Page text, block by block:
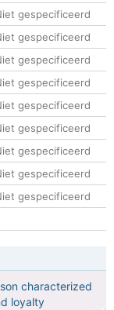
gespecificeerd
gespecificeerd
gespecificeerd
gespecificeerd
gespecificeerd
gespecificeerd
gespecificeerd
gespecificeerd
gespecificeerd
characterized
loyalty